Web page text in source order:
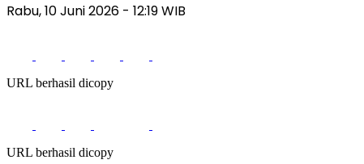
Rabu, 10 Juni 2026 - 12:19 WIB
URL berhasil dicopy
URL berhasil dicopy